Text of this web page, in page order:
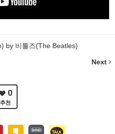
by 비틀즈(The Beatles)
Next
0
추천